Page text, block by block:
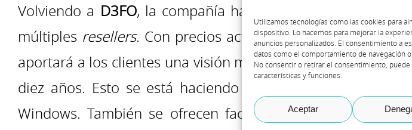
Utilizamos tecnologías como las cookies para
dispositivo. Lo hacemos para mejorar la
anuncios personalizados. El consentimiento a
datos como el comportamiento de navegación
No consentir o retirar el consentimiento,
características y funciones.
Aceptar
Volviendo a D3FO, la compañía ha modificado su
múltiples resellers. Con precios actualizados y una gama
aportará a los clientes una visión más precisa de los costes
diez años. Esto se está haciendo con la incorporación
Windows. También se ofrecen factores tales como